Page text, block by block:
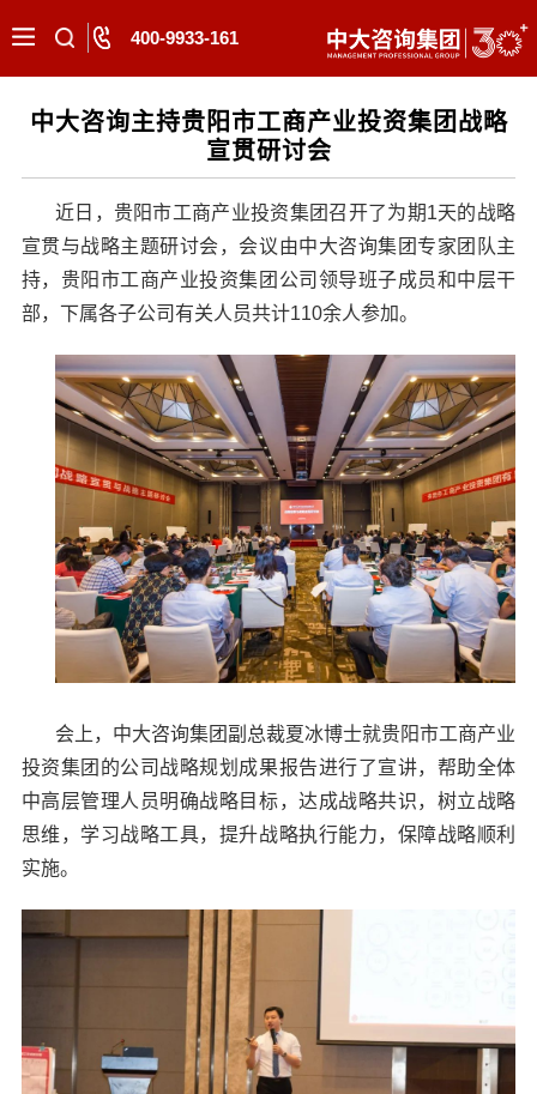
400-9933-161
中大咨询主持贵阳市工商产业投资集团战略
宣贯研讨会
近日，贵阳市工商产业投资集团召开了为期1天的战略
宣贯与战略主题研讨会，会议由中大咨询集团专家团队主
持，贵阳市工商产业投资集团公司领导班子成员和中层干
部，下属各子公司有关人员共计110余人参加。
会上，中大咨询集团副总裁夏冰博士就贵阳市工商产业
投资集团的公司战略规划成果报告进行了宣讲，帮助全体
中高层管理人员明确战略目标，达成战略共识，树立战略
思维，学习战略工具，提升战略执行能力，保障战略顺利
实施。